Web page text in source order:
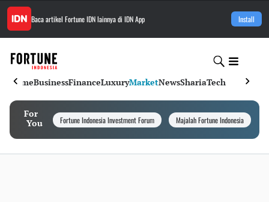
Baca artikel Fortune IDNlainnya di IDN App Install
HomeBusinessFinanceLuxuryMarketNewsShariaTech
For
You
Fortune Indonesia Investment Forum Majalah Fortune Indonesia